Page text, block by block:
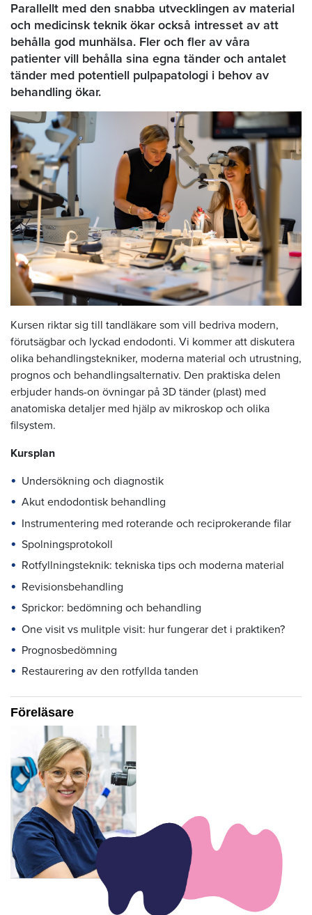
Parallellt med den snabba utvecklingen av material
och medicinsk teknik ökar också intresset av att
behålla god munhälsa. Fler och fler av våra
patienter vill behålla sina egna tänder och antalet
tänder med potentiell pulpapatologi i behov av
behandling ökar.
Kursen riktar sig till tandläkare som vill bedriva modern,
förutsägbar och lyckad endodonti. Vi kommer att diskutera
olika behandlingstekniker, moderna material och utrustning,
prognos och behandlingsalternativ. Den praktiska delen
erbjuder hands-on övningar på 3D tänder (plast) med
anatomiska detaljer med hjälp av mikroskop och olika
filsystem.
Kursplan
Undersökning och diagnostik
Akut endodontisk behandling
Instrumentering med roterande och reciprokerande filar
Spolningsprotokoll
Rotfyllningsteknik: tekniska tips och moderna material
Revisionsbehandling
Sprickor: bedömning och behandling
One visit vs mulitple visit: hur fungerar det i praktiken?
Prognosbedömning
Restaurering av den rotfyllda tanden
Föreläsare